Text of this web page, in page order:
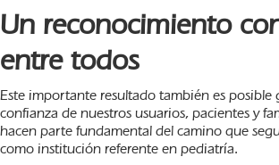
Un reconocimiento
entre todos
Este importante resultado también es posible
confianza de nuestros usuarios, pacientes y
hacen parte fundamental del camino que
como institución referente en pediatría.